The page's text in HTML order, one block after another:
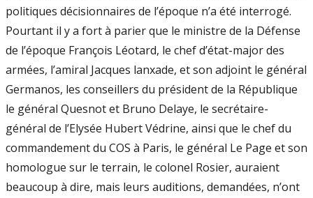
politiques décisionnaires de l’époque n’a été interrogé.
Pourtant il y a fort à parier que le ministre de la Défense
de l’époque François Léotard, le chef d’état-major des
armées, l’amiral Jacques lanxade, et son adjoint le général
Germanos, les conseillers du président de la République
le général Quesnot et Bruno Delaye, le secrétaire-
général de l’Elysée Hubert Védrine, ainsi que le chef du
commandement du COS à Paris, le général Le Page et son
homologue sur le terrain, le colonel Rosier, auraient
beaucoup à dire, mais leurs auditions, demandées, n’ont